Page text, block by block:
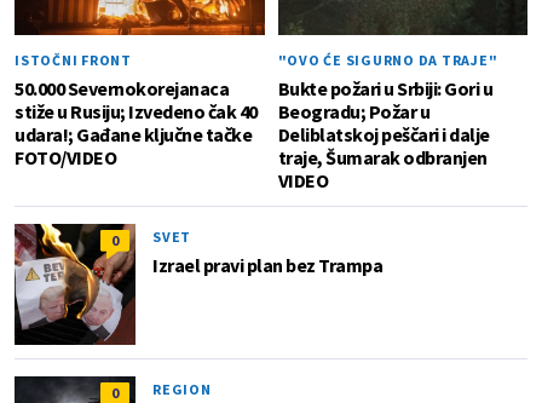
ISTOČNI FRONT
50.000 Severnokorejanaca
stiže u Rusiju; Izvedeno čak 40
udara!; Gađane ključne tačke
FOTO/VIDEO
"OVO ĆE SIGURNO DA TRAJE"
Bukte požari u Srbiji: Gori u
Beogradu; Požar u
Deliblatskoj peščari i dalje
traje, Šumarak odbranjen
VIDEO
0 SVET
Izrael pravi plan bez Trampa
0 REGION